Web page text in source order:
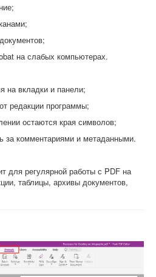
на слабых компьютерах.
на вкладки и панели;
редакции программы;
остаются края символов;
за комментариями и метаданными.
для регулярной работы с PDF на
таблицы, архивы документов,